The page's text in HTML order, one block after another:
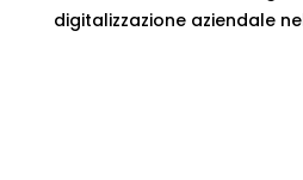
digitalizzazione aziendale